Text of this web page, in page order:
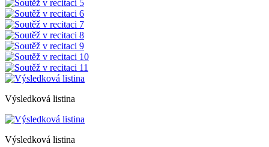
Výsledková listina
Výsledková listina